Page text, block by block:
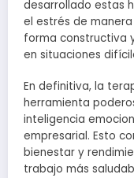
desarrollado estas
el estrés de
forma constructiva
en situaciones
En definitiva, la
herramienta
inteligencia
empresarial. Esto
bienestar y
trabajo más